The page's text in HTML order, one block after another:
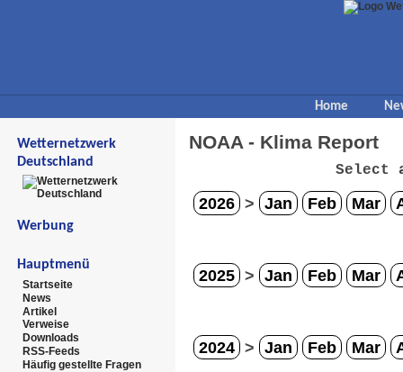
Home
Wetternetzwerk
Deutschland
Werbung
Hauptmenü
Startseite
News
Artikel
Verweise
Downloads
RSS-Feeds
Häufig gestellte Fragen
NOAA - Klima Report
Select
2026 > Jan Feb Mar
2025 > Jan Feb Mar
2024 > Jan Feb Mar